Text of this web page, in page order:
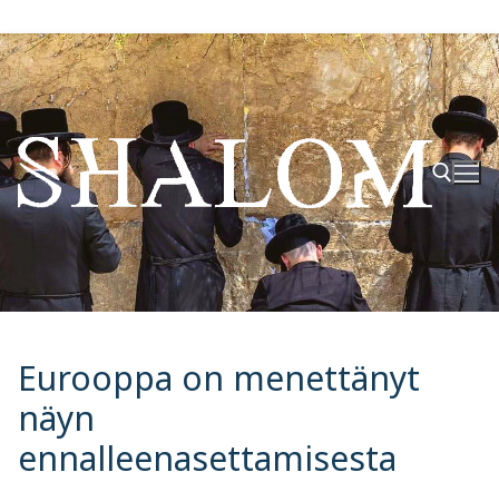
Hyppää
sisältöön
Hae:
Eurooppa on menettänyt
näyn
ennalleenasettamisesta